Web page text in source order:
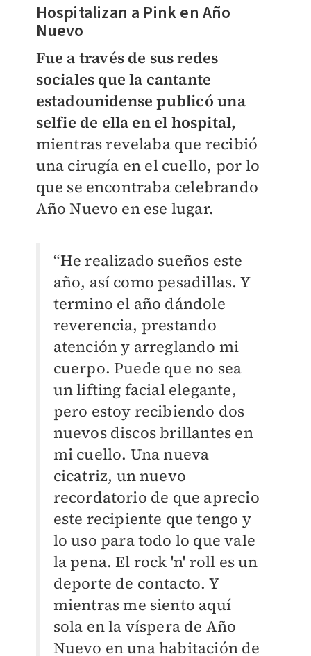
Hospitalizan a Pink en Año
Nuevo
Fue a través de sus redes
sociales que la cantante
estadounidense publicó una
selfie de ella en el hospital,
mientras revelaba que recibió
una cirugía en el cuello, por lo
que se encontraba celebrando
Año Nuevo en ese lugar.
“He realizado sueños este
año, así como pesadillas. Y
termino el año dándole
reverencia, prestando
atención y arreglando mi
cuerpo. Puede que no sea
un lifting facial elegante,
pero estoy recibiendo dos
nuevos discos brillantes en
mi cuello. Una nueva
cicatriz, un nuevo
recordatorio de que aprecio
este recipiente que tengo y
lo uso para todo lo que vale
la pena. El rock 'n' roll es un
deporte de contacto. Y
mientras me siento aquí
sola en la víspera de Año
Nuevo en una habitación de